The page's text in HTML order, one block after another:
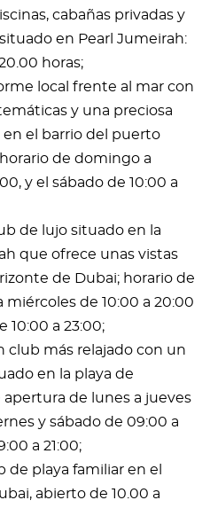
cabañas privadas y
en Pearl Jumeirah:
horas;
local frente al mar con
y una preciosa
el barrio del puerto
de domingo a
y el sábado de 10:00 a
de lujo situado en la
que ofrece unas vistas
de Dubai; horario de
de 10:00 a 20:00
10:00 a 23:00;
club más relajado con un
en la playa de
de lunes a jueves
y sábado de 09:00 a
a 21:00;
de playa familiar en el
abierto de 10.00 a